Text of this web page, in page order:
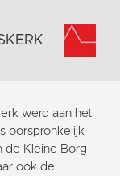
werd aan het
oorspronkelijk
de Kleine Borg-
ook de